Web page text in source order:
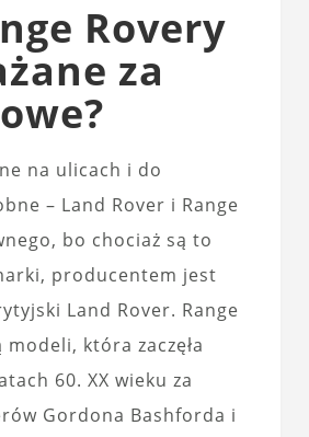
Rovery
za
na ulicach i do
– Land Rover i Range
bo chociaż są to
producentem jest
Land Rover. Range
która zaczęła
60. XX wieku za
Gordona Bashforda i